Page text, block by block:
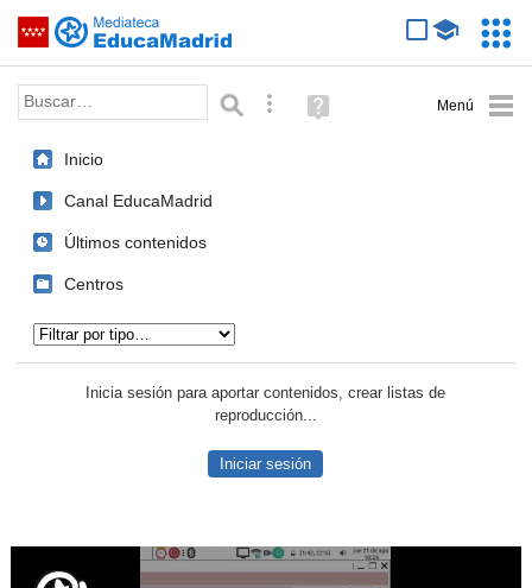
Saltar navegación
Palabra o frase: Búsqueda avanzada
Ayuda
(en
Inicio
Canal EducaMadrid
Últimos contenidos
Centros
Inicia sesión para aportar contenidos, crear listas de
reproducción...
Iniciar sesión